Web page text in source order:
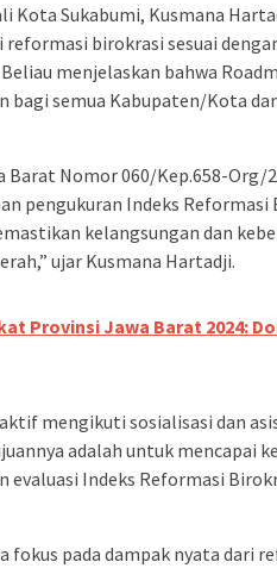
Kota Sukabumi, Kusmana
birokrasi sesuai
menjelaskan bahwa
bagi semua Kabupaten/Kota
Barat Nomor 060/Kep.658-Org/
pengukuran Indeks
kelangsungan dan
ujar Kusmana Hartadji.
Provinsi Jawa Barat 2024:
mengikuti sosialisasi dan
adalah untuk mencapai
evaluasi Indeks Reformasi
fokus pada dampak nyata dari